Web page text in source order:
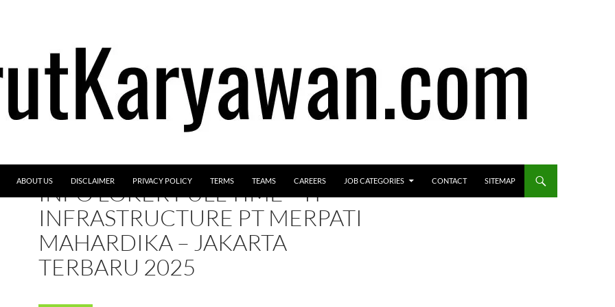
ABOUT US DISCLAIMER PRIVACY POLICY TERMS TEAMS CAREERS JOB CATEGORIES CONTACT SITEMAP
INFO LOKER FULL-TIME – IT
INFRASTRUCTURE PT MERPATI
MAHARDIKA – JAKARTA
TERBARU 2025